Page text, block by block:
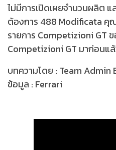
ไม่มีการเปิดเผยจำนวนผลิต แ
ต้องการ 488 Modificata คุ
รายการ Competizioni GT
Competizioni GT มาก่อนแล้
บทความโดย : Team
ข้อมูล : Ferrari